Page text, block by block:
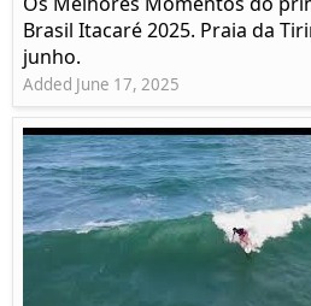
Brasil Itacaré 2025. Praia da
junho.
Added June 17, 2025